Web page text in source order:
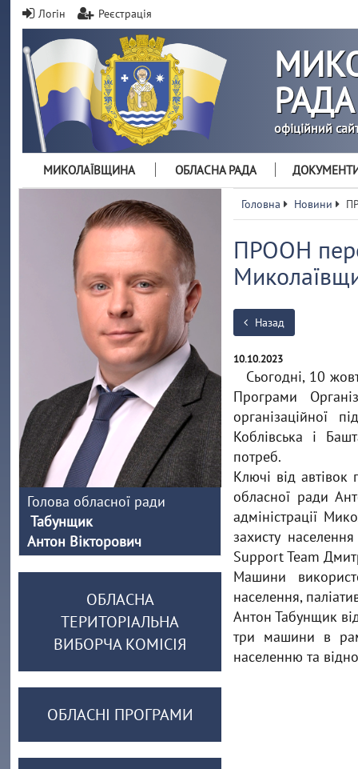
Логін Реєстрація
РАДА
офіційний
МИКОЛАЇВЩИНА ОБЛАСНА РАДА
Головна Новини
ПРООН
Назад
10.10.2023
Сьогодні, 10
Програми
організаційної
Коблівська і
потреб.
Ключі від
обласної ради
адміністрації
захисту
Support Team
Машини
населення,
Антон Табунщик
три машини в
населенню та
Голова обласної ради
Табунщик
Антон Вікторович
ОБЛАСНА
ТЕРИТОРІАЛЬНА
ВИБОРЧА КОМІСІЯ
ОБЛАСНІ ПРОГРАМИ